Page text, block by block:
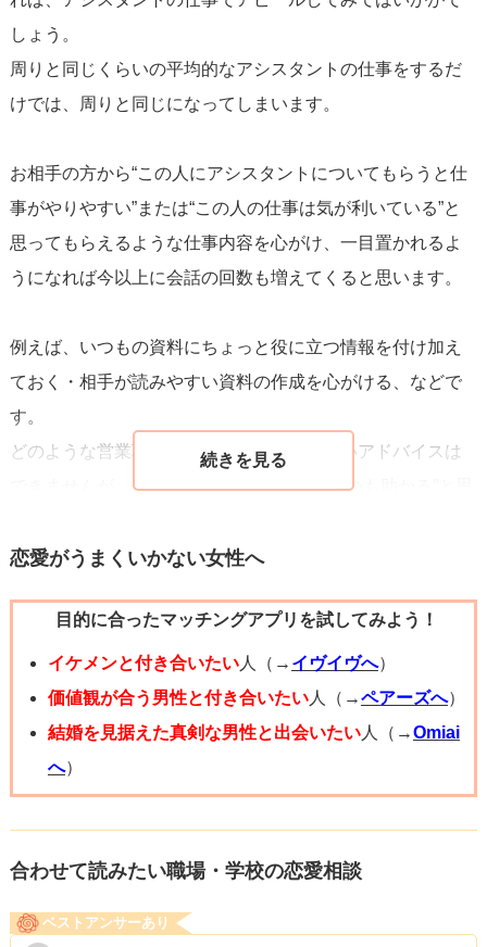
さん、おはようございます！」など、まずは挨拶からでも
良いと思います。すでに、仕事で話す機会が多いと思いま
すので声をかけることのハードルはそこまでないかと思い
ます。人はよく目にするものに好意を持つようにできてい
ます。
成績優秀であるならなにか大きな成功があったときに「お
祝いに仕事終わり飲み行きませんか？」とストレートにお
ようにしたい場合は「職場外」でアピールするのが良いと
思いますし関係性もぐっと近くなると思います。
飲み仲間の関係になれば、他の人よりも近い存在になれる
ことは間違いないと思います！（お酒が苦手ならお食事だ
少しでも参考になる点があれば幸いです。質問者様が先輩
とお近づきになれますように、応援しています！
しょう。
周りと同じくらいの平均的なアシスタントの仕事をするだ
けでは、周りと同じになってしまいます。
お相手の方から“この人にアシスタントについてもらうと仕
事がやりやすい”または“この人の仕事は気が利いている”と
思ってもらえるような仕事内容を心がけ、一目置かれるよ
うになれば今以上に会話の回数も増えてくると思います。
例えば、いつもの資料にちょっと役に立つ情報を付け加え
ておく・相手が読みやすい資料の作成を心がける、などで
す。
どのような営業職かはわからないので細かいアドバイスは
できませんが、とにかく“この人の仕事はいつも助かる”と思
お相手の方が成績優秀のエリートという事なので仕事でア
ピールするのはハードルが高いかと思いますが、努力して
みる価値はあると思います。
上手くいけば“こんな人が恋人だったら安心して色々任せら
れる”と思ってもらえるかもしれません。
恋愛がうまくいかない女性へ
目的に合ったマッチングアプリを試してみよう！
イケメンと付き合いたい人（→ イヴイヴへ）
価値観が合う男性と付き合いたい人（→ペアーズへ）
結婚を見据えた真剣な男性と出会いたい人（→Omiai
へ）
合わせて読みたい職場・学校の恋愛相談
ベストアンサーあり